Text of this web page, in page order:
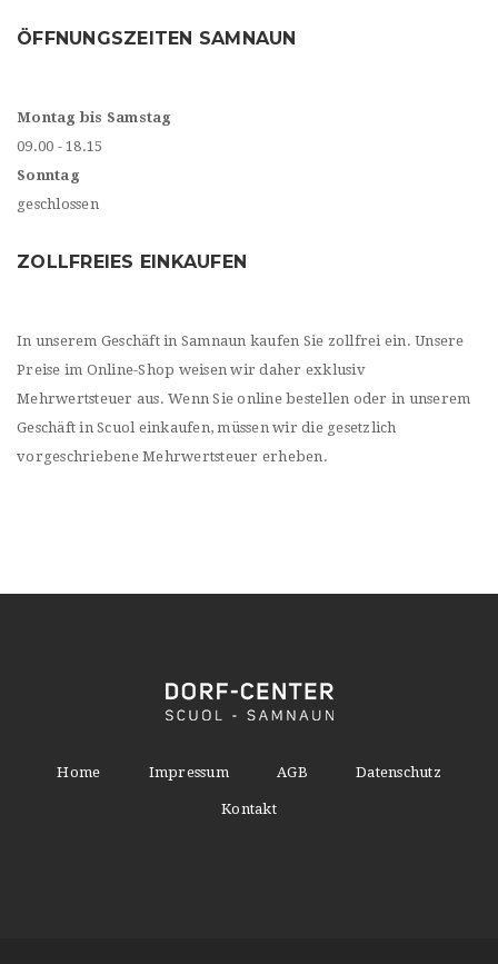
ÖFFNUNGSZEITEN SAMNAUN
Montag bis Samstag
09.00 - 18.15
Sonntag
geschlossen
ZOLLFREIES EINKAUFEN
In unserem Geschäft in Samnaun kaufen Sie zollfrei ein. Unsere
Preise im Online-Shop weisen wir daher exklusiv
Mehrwertsteuer aus. Wenn Sie online bestellen oder in unserem
Geschäft in Scuol einkaufen, müssen wir die gesetzlich
vorgeschriebene Mehrwertsteuer erheben.
Home Impressum AGB Datenschutz
Kontakt